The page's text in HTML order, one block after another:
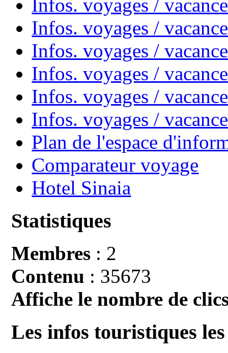
Infos. voyages /
Infos. voyages /
Infos. voyages /
Infos. voyages /
Infos. voyages /
Infos. voyages /
Plan de l'espace
Comparateur voyage
Hotel Sinaia
Statistiques
Membres : 2
Contenu : 35673
Affiche le nombre de
Les infos touristiques